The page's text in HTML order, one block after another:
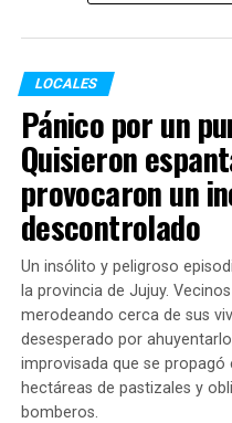
Comedores
1.192.409 raciones
lo que representa
Copas de leche
Crecieron de
2026(suba del99%
En conjunto, las
raciones alimentarias
garantizando el derecho
niños, niñas, adolescentes
vulnerables.
LOCALES
Pánico por un
Quisieron
provocaron un
descontrolado
Un insólito y peligroso
la provincia de Jujuy.
merodeando cerca de sus
desesperado por
improvisada que se
hectáreas de pastizales y
bomberos.